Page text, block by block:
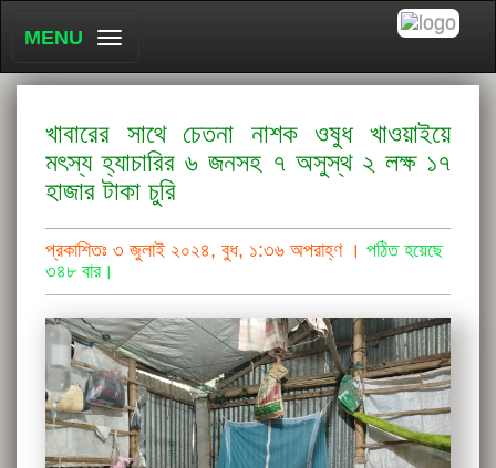
MENU
খাবারের সাথে চেতনা নাশক ওষুধ খাওয়াইয়ে
মৎস্য হ্যাচারির ৬ জনসহ ৭ অসুস্থ ২ লক্ষ ১৭
হাজার টাকা চুরি
প্রকাশিতঃ ৩ জুলাই ২০২৪, বুধ, ১:৩৬ অপরাহ্ণ । পঠিত হয়েছে
৩৪৮ বার।